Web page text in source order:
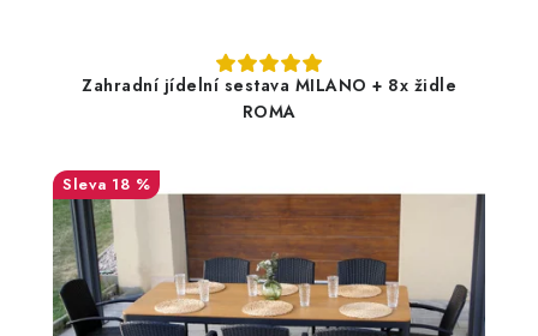
Zahradní jídelní sestava MILANO + 8x židle
ROMA
18 %